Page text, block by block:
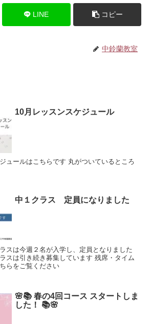
LINE コピー
中鈴蘭教室
10月レッスンスケジュール
ュールはこちらです 丸がついているところ
中１クラス 定員になりました
スは今週２名が入学し、定員となりました
スは引き続き募集しています 残席・タイム
らをご覧ください
🌸📚 春の4回コース スタートしま
した！ 📚🌸